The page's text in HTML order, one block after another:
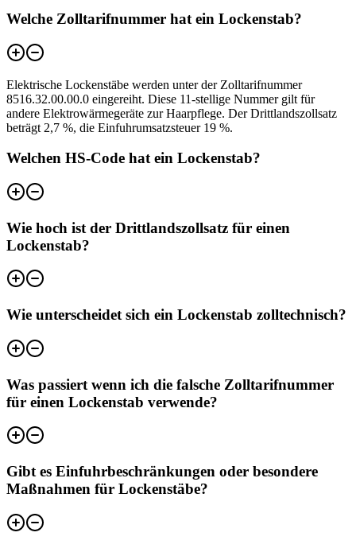
Welche Zolltarifnummer hat ein Lockenstab?
Elektrische Lockenstäbe werden unter der Zolltarifnummer
8516.32.00.00.0 eingereiht. Diese 11-stellige Nummer gilt für
andere Elektrowärmegeräte zur Haarpflege. Der Drittlandszollsatz
beträgt 2,7 %, die Einfuhrumsatzsteuer 19 %.
Welchen HS-Code hat ein Lockenstab?
Wie hoch ist der Drittlandszollsatz für einen
Lockenstab?
Wie unterscheidet sich ein Lockenstab zolltechnisch?
Was passiert wenn ich die falsche Zolltarifnummer
für einen Lockenstab verwende?
Gibt es Einfuhrbeschränkungen oder besondere
Maßnahmen für Lockenstäbe?